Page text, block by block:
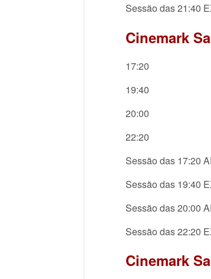
Sessão das 21:40
Cinemark
17:20
19:40
20:00
22:20
Sessão das 17:20
Sessão das 19:40
Sessão das 20:00
Sessão das 22:20
Cinemark